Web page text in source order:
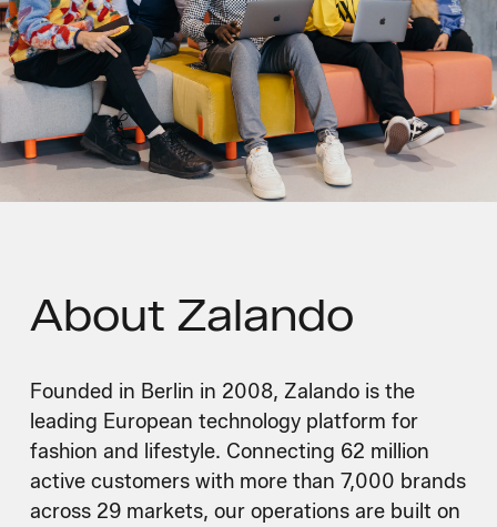
About Zalando
Founded in Berlin in 2008, Zalando is the
leading European technology platform for
fashion and lifestyle. Connecting 62 million
active customers with more than 7,000 brands
across 29 markets, our operations are built on